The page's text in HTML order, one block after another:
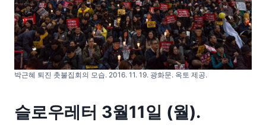
박근혜 퇴진 촛불집회의 모습. 2016. 11. 19. 광화문. 옥토 제공.
슬로우레터 3월11일 (월).